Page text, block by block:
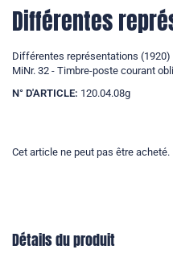
Différentes
Différentes représentations (1920)
MiNr. 32 - Timbre-poste courant
N° D'ARTICLE: 120.04.08g
Cet article ne peut pas être acheté.
Détails du produit